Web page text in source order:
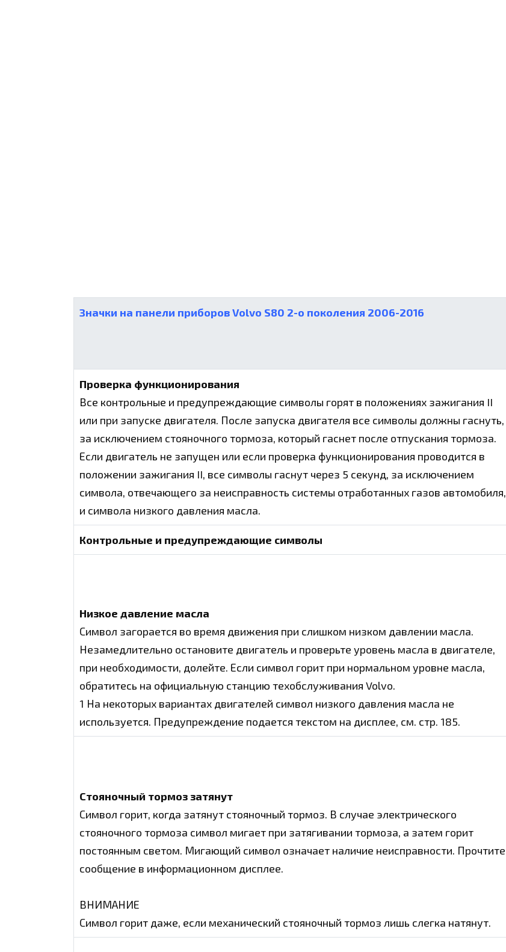
Значки на панели приборов Volvo S80 2-о поколения 2006-2016
Проверка функционирования
Все контрольные и предупреждающие символы горят в положениях зажигания II
или при запуске двигателя. После запуска двигателя все символы должны гаснуть,
за исключением стояночного тормоза, который гаснет после отпускания тормоза.
Если двигатель не запущен или если проверка функционирования проводится в
положении зажигания II, все символы гаснут через 5 секунд, за исключением
символа, отвечающего за неисправность системы отработанных газов автомобиля,
и символа низкого давления масла.
Контрольные и предупреждающие символы
Низкое давление масла
Символ загорается во время движения при слишком низком давлении масла.
Незамедлительно остановите двигатель и проверьте уровень масла в двигателе,
при необходимости, долейте. Если символ горит при нормальном уровне масла,
обратитесь на официальную станцию техобслуживания Volvo.
1 На некоторых вариантах двигателей символ низкого давления масла не
используется. Предупреждение подается текстом на дисплее, см. стр. 185.
Стояночный тормоз затянут
Символ горит, когда затянут стояночный тормоз. В случае электрического
стояночного тормоза символ мигает при затягивании тормоза, а затем горит
постоянным светом. Мигающий символ означает наличие неисправности. Прочтите
сообщение в информационном дисплее.
ВНИМАНИЕ
Символ горит даже, если механический стояночный тормоз лишь слегка натянут.